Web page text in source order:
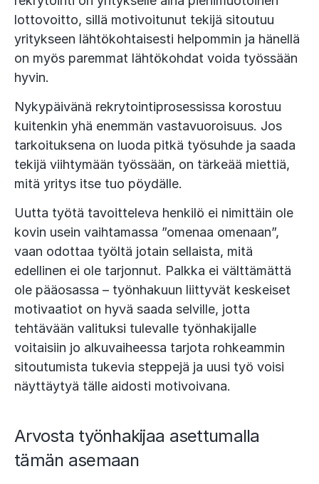
lottovoitto, sillä motivoitunut tekijä sitoutuu
yritykseen lähtökohtaisesti helpommin ja hänellä
on myös paremmat lähtökohdat voida työssään
hyvin.
Nykypäivänä rekrytointiprosessissa korostuu
kuitenkin yhä enemmän vastavuoroisuus. Jos
tarkoituksena on luoda pitkä työsuhde ja saada
tekijä viihtymään työssään, on tärkeää miettiä,
mitä yritys itse tuo pöydälle.
Uutta työtä tavoitteleva henkilö ei nimittäin ole
kovin usein vaihtamassa ”omenaa omenaan”,
vaan odottaa työltä jotain sellaista, mitä
edellinen ei ole tarjonnut. Palkka ei välttämättä
ole pääosassa – työnhakuun liittyvät keskeiset
motivaatiot on hyvä saada selville, jotta
tehtävään valituksi tulevalle työnhakijalle
voitaisiin jo alkuvaiheessa tarjota rohkeammin
sitoutumista tukevia steppejä ja uusi työ voisi
näyttäytyä tälle aidosti motivoivana.
Arvosta työnhakijaa asettumalla
tämän asemaan